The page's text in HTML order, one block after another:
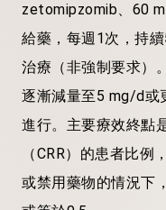
zetomipzomib、60
給藥，每週1次，持
治療（非強制要求）
逐漸減量至5 mg/d或
進行。主要療效終點
（CRR）的患者比
或禁用藥物的情況下